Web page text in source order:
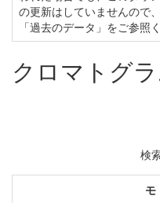
の更新はしていませんので
「過去のデータ」をご参照
クロマトグ
検
モ